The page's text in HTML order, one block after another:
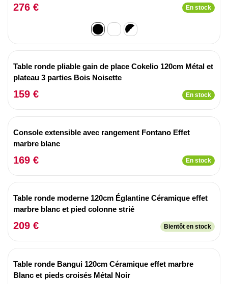
276 € En stock
Table ronde pliable gain de place Cokelio 120cm Métal et
plateau 3 parties Bois Noisette
159 € En stock
Console extensible avec rangement Fontano Effet
marbre blanc
169 € En stock
Table ronde moderne 120cm Églantine Céramique effet
marbre blanc et pied colonne strié
209 € Bientôt en stock
Table ronde Bangui 120cm Céramique effet marbre
Blanc et pieds croisés Métal Noir